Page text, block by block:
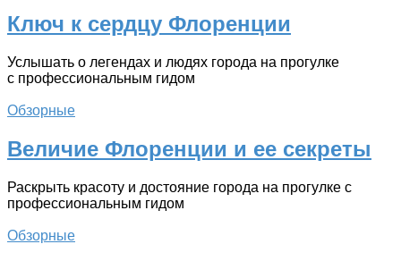
Ключ к сердцу Флоренции
Услышать о легендах и людях города на прогулке
с профессиональным гидом
Обзорные
Величие Флоренции и ее секреты
Раскрыть красоту и достояние города на прогулке с
профессиональным гидом
Обзорные